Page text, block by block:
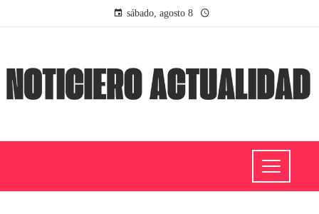
sábado, agosto 8